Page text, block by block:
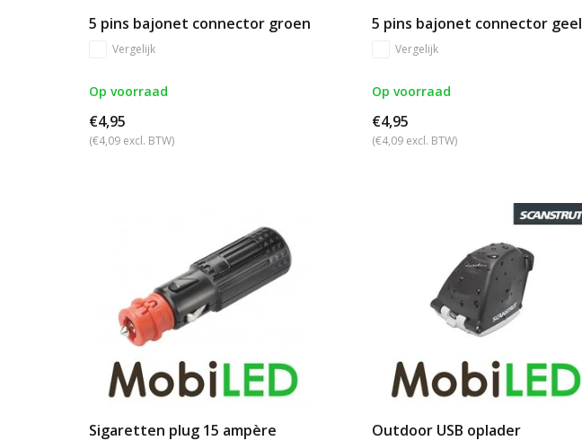
5 pins bajonet connector groen
Vergelijk
Op voorraad
€4,95
(€4,09 excl. BTW)
5 pins bajonet connector geel
Vergelijk
Op voorraad
€4,95
(€4,09 excl. BTW)
Sigaretten plug 15 ampère Outdoor USB oplader